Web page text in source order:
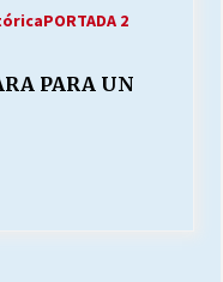
PORTADA 2
PARA UN